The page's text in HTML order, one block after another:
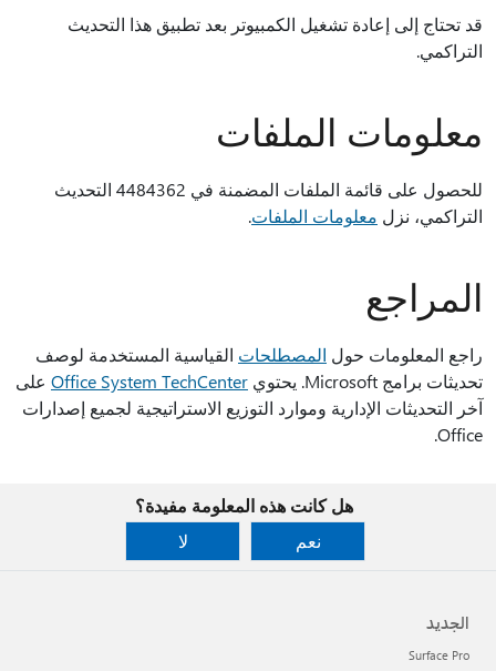
قد تحتاج إلى إعادة تشغيل الكمبيوتر بعد تطبيق هذا التحديث
التراكمي.
معلومات الملفات
للحصول على قائمة الملفات المضمنة في 4484362 التحديث
التراكمي، نزل معلومات الملفات.
المراجع
راجع المعلومات حول المصطلحات القياسية المستخدمة لوصف
تحديثات برامج Microsoft. يحتوي
Office System TechCenter على
آخر التحديثات الإدارية وموارد التوزيع الاستراتيجية لجميع إصدارات
Office.
هل كانت هذه المعلومة مفيدة؟
نعم
لا
الجديد
Surface Pro